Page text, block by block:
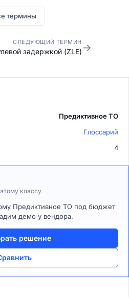
термины
СЛЕДУЮЩИЙ ТЕРМИН
задержкой (ZLE)→
Предиктивное ТО
Глоссарий
4
классу
Предиктивное ТО под бюджет
демо у вендора.
решение